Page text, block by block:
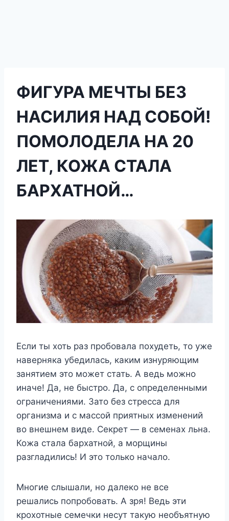
ФИГУРА МЕЧТЫ БЕЗ
НАСИЛИЯ НАД СОБОЙ!
ПОМОЛОДЕЛА НА 20
ЛЕТ, КОЖА СТАЛА
БАРХАТНОЙ…
Если ты хоть раз пробовала похудеть, то уже
наверняка убедилась, каким изнуряющим
занятием это может стать. А ведь можно
иначе! Да, не быстро. Да, с определенными
ограничениями. Зато без стресса для
организма и с массой приятных изменений
во внешнем виде. Секрет — в семенах льна.
Кожа стала бархатной, а морщины
разгладились! И это только начало.
Многие слышали, но далеко не все
решались попробовать. А зря! Ведь эти
крохотные семечки несут такую необъятную